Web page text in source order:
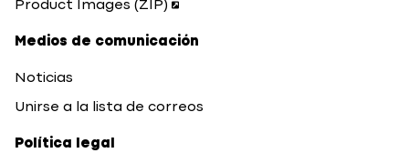
Product Images (ZIP)
Medios de comunicación
Noticias
Unirse a la lista de correos
Política legal